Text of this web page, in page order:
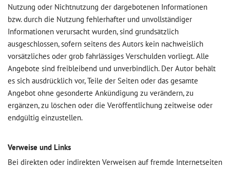
Nutzung oder Nichtnutzung der dargebotenen Informationen
bzw. durch die Nutzung fehlerhafter und unvollständiger
Informationen verursacht wurden, sind grundsätzlich
ausgeschlossen, sofern seitens des Autors kein nachweislich
vorsätzliches oder grob fahrlässiges Verschulden vorliegt. Alle
Angebote sind freibleibend und unverbindlich. Der Autor behält
es sich ausdrücklich vor, Teile der Seiten oder das gesamte
Angebot ohne gesonderte Ankündigung zu verändern, zu
ergänzen, zu löschen oder die Veröffentlichung zeitweise oder
endgültig einzustellen.
Verweise und Links
Bei direkten oder indirekten Verweisen auf fremde Internetseiten